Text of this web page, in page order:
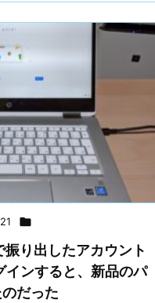

り出したアカウント
ンすると、新品のパ
だった